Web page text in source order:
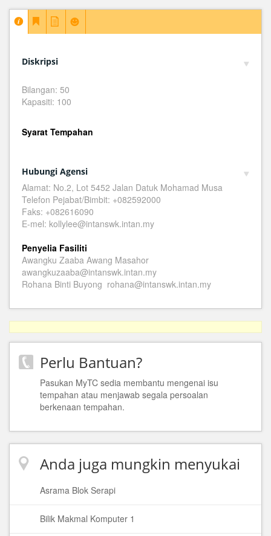
Diskripsi
Bilangan: 50
Kapasiti: 100
Syarat Tempahan
Hubungi Agensi
Alamat: No.2, Lot 5452 Jalan Datuk Mohamad Musa
Telefon Pejabat/Bimbit: +082592000
Faks: +082616090
E-mel: kollylee@intanswk.intan.my
Penyelia Fasiliti
Awangku Zaaba Awang Masahor
awangkuzaaba@intanswk.intan.my
Rohana Binti Buyong rohana@intanswk.intan.my
Perlu Bantuan?
Pasukan MyTC sedia membantu mengenai isu
tempahan atau menjawab segala persoalan
berkenaan tempahan.
Anda juga mungkin menyukai
Asrama Blok Serapi
Bilik Makmal Komputer 1